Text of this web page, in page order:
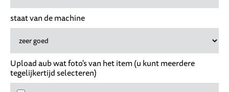
staat van de machine
Upload aub wat foto's van het item (u kunt meerdere
tegelijkertijd selecteren)